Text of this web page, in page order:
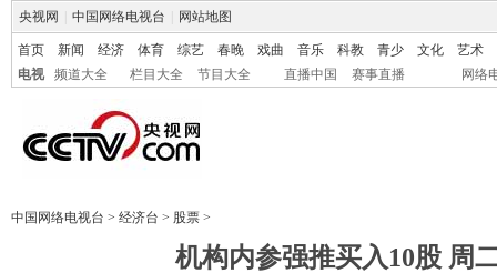
央视网 中国网络电视台 网站地图
首页 新闻 经济 体育 综艺 春晚 戏曲 音乐 科教 青少 文化
艺术
电视
频道大全 栏目大全 节目大全 直播中国 赛事直播 网络
中国网络电视台 > 经济台 > 股票 >
机构内参强推买入10股 周